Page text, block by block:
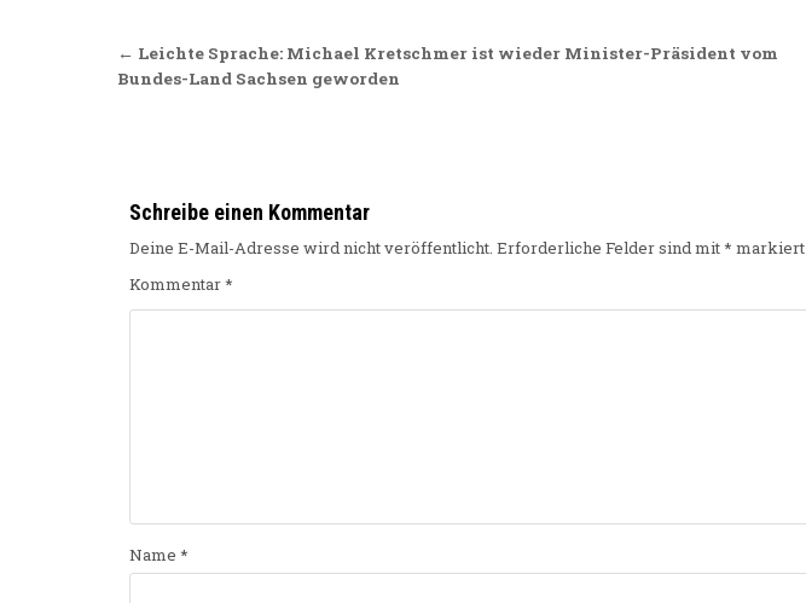
Beitragsnavigation
← Leichte Sprache: Michael Kretschmer ist wieder Minister-Präsident vom
Bundes-Land Sachsen geworden
Schreibe einen Kommentar
Deine E-Mail-Adresse wird nicht veröffentlicht. Erforderliche Felder sind mit* markiert
Kommentar*
Name *